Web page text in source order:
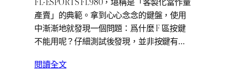
產賣」的典範。拿到心心念念的鍵盤，使用
中漸漸地就發現一個問題：爲什麼 F 區按鍵
不能用呢？仔細測試後發現，並非按鍵有…
閱讀全文